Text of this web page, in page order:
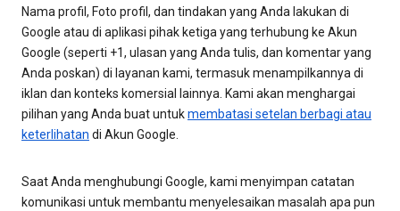
Nama profil, Foto profil, dan tindakan yang Anda lakukan di
Google atau di aplikasi pihak ketiga yang terhubung ke Akun
Google (seperti +1, ulasan yang Anda tulis, dan komentar yang
Anda poskan) di layanan kami, termasuk menampilkannya di
iklan dan konteks komersial lainnya. Kami akan menghargai
pilihan yang Anda buat untukmembatasi setelan berbagi atau
keterlihatan di Akun Google.
Saat Anda menghubungi Google, kami menyimpan catatan
komunikasi untuk membantu menyelesaikan masalah apa pun